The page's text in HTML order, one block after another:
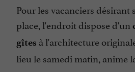
Pour les vacanciers désirant
place, l'endroit dispose d'un
gîtes à l'architecture
lieu le samedi matin, anime